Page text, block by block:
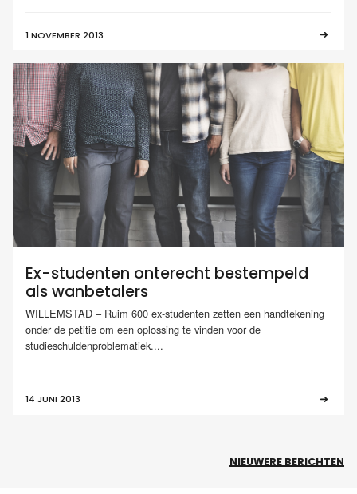
1 NOVEMBER 2013
Ex-studenten onterecht bestempeld
als wanbetalers
WILLEMSTAD – Ruim 600 ex-studenten zetten een handtekening
onder de petitie om een oplossing te vinden voor de
studieschuldenproblematiek....
14 JUNI 2013
NIEUWERE BERICHTEN